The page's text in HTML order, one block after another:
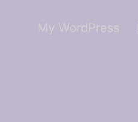
My WordPress